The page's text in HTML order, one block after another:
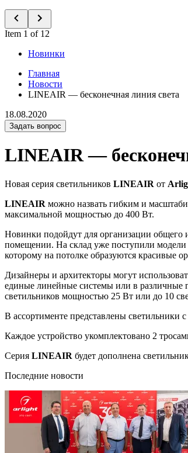
Item 1 of 12
Новинки
Главная
Новости
LINEAIR — бесконечная линия света
18.08.2020
Задать вопрос
LINEAIR —
Новая серия светильников LINEAIR от
LINEAIR можно назвать гибким и
максимальной мощностью до 400 Вт.
Новинки подойдут для организации общего
помещении. На склад уже поступили модели
которому на потолке образуются красивые
Дизайнеры и архитекторы могут
единые линейные системы или в различные
светильников мощностью 25 Вт или до 10
В ассортименте представлены
Каждое устройство укомплектовано 2
Серия LINEAIR будет дополнена
Последние новости